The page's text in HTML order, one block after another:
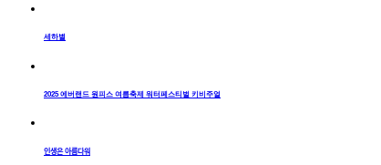
세하별
2025 에버랜드 원피스 여름축제 워터페스티벌 키비주얼
인생은 아름다워